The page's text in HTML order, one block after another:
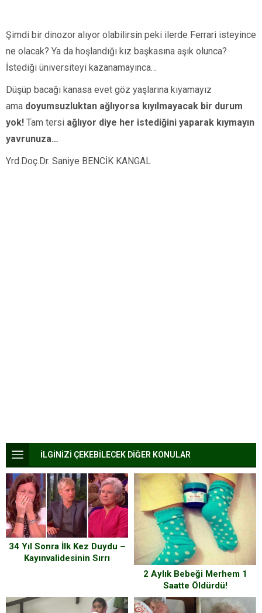
Şimdi bir dinozor alıyor olabilirsin peki ilerde Ferrari isteyince
ne olacak? Ya da hoşlandığı kız başkasına aşık olunca?
İstediği üniversiteyi kazanamayınca…
Düşüp bacağı kanasa evet göz yaşlarına kıyamayız
ama doyumsuzluktan ağlıyorsa kıyılmayacak bir durum
yok! Tam tersi ağlıyor diye her istediğini yaparak kıymayın
yavrunuza…
Yrd.Doç.Dr. Saniye BENCİK KANGAL
İLGİNİZİ ÇEKEBİLECEK DİĞER KONULAR
34 Yıl Sonra İlk Kez Duydu –
Kayınvalidesinin Sırrı
2 Aylık Bebeği Merhem 1
Saatte Öldürdü!